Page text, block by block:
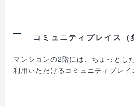
コミュニティプレイス（
マンションの2階には、ちょっとし
利用いただけるコミュニティプレイ